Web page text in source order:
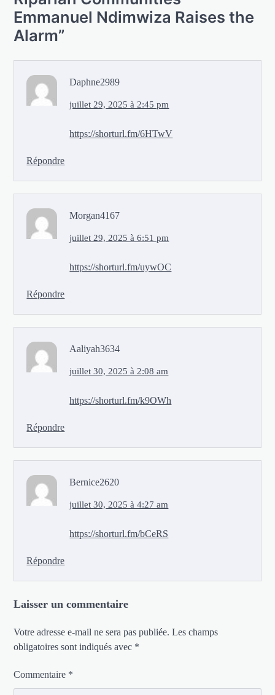
Emmanuel Ndimwiza Raises the
Alarm”
Daphne2989
juillet 29, 2025 à 2:45 pm
https://shorturl.fm/6HTwV
Répondre
Morgan4167
juillet 29, 2025 à 6:51 pm
https://shorturl.fm/uywOC
Répondre
Aaliyah3634
juillet 30, 2025 à 2:08 am
https://shorturl.fm/k9OWh
Répondre
Bernice2620
juillet 30, 2025 à 4:27 am
https://shorturl.fm/bCeRS
Répondre
Laisser un commentaire
Votre adresse e-mail ne sera pas publiée. Les champs
obligatoires sont indiqués avec *
Commentaire *